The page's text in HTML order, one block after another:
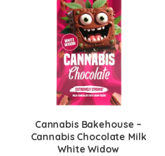
Cannabis Bakehouse –
Cannabis Chocolate Milk
White Widow